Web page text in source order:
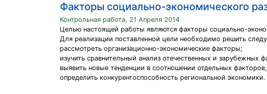
Факторы социально-экономического
Контрольная работа, 21 Апреля 2014
Целью настоящей работы являются факторы социально-
Для реализации поставленной цели необходимо решить
рассмотреть организационно-экономические факторы;
изучить сравнительный анализ отечественных и зарубежных
выявить новые тенденции в соотношении отдельных факторов;
определить конкурентоспособность региональной экономики.